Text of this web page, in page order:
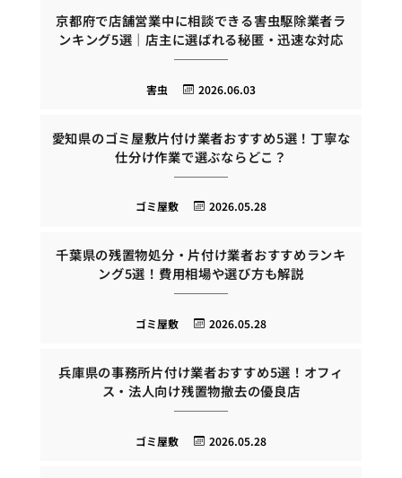
京都府で店舗営業中に相談できる害虫駆除業者ラ
ンキング5選｜店主に選ばれる秘匿・迅速な対応
2026.06.03
害虫
愛知県のゴミ屋敷片付け業者おすすめ5選！丁寧な
仕分け作業で選ぶならどこ？
2026.05.28
ゴミ屋敷
千葉県の残置物処分・片付け業者おすすめランキ
ング5選！費用相場や選び方も解説
2026.05.28
ゴミ屋敷
兵庫県の事務所片付け業者おすすめ5選！オフィ
ス・法人向け残置物撤去の優良店
2026.05.28
ゴミ屋敷